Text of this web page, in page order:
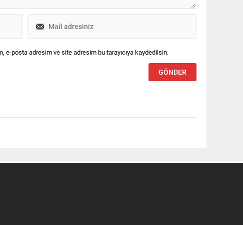
e-posta adresim ve site adresim bu tarayıcıya kaydedilsin.